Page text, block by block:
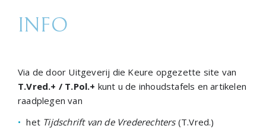
INFO
Via de door Uitgeverij die Keure opgezette site van
T.Vred.+ / T.Pol.+ kunt u de inhoudstafels en artikelen
raadplegen van
het Tijdschrift van de Vrederechters(T.Vred.)